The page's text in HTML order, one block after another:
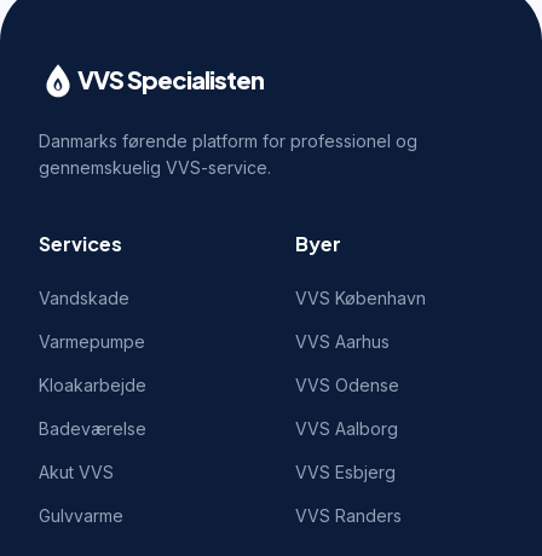
VVS Specialisten
Danmarks førende platform for professionel og
gennemskuelig VVS-service.
Services
Vandskade
Varmepumpe
Kloakarbejde
Badeværelse
Akut VVS
Gulvvarme
Byer
VVS København
VVS Aarhus
VVS Odense
VVS Aalborg
VVS Esbjerg
VVS Randers